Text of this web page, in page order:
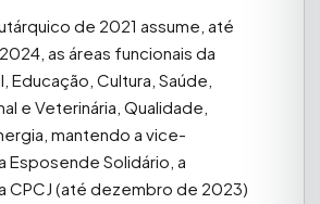
de 2021 assume, até
as áreas funcionais da
Educação, Cultura, Saúde,
e Veterinária, Qualidade,
mantendo a vice-
Esposende Solidário, a
CPCJ (até dezembro de 2023)